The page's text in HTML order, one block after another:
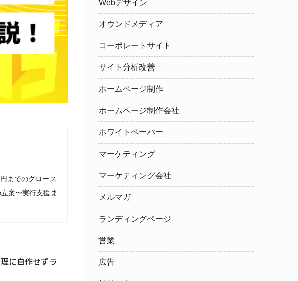
までのグロース
案〜実行支援ま
に自作せずラ
Webデザイン
オウンドメディア
コーポレートサイト
サイト分析改善
ホームページ制作
ホームページ制作会社
ホワイトペーパー
マーケティング
マーケティング会社
メルマガ
ランディングページ
営業
広告